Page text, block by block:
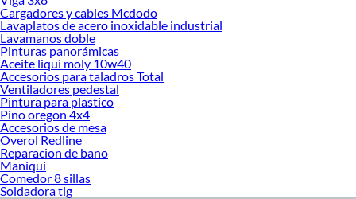
Cargadores y cables Mcdodo
Lavaplatos de acero inoxidable industrial
Lavamanos doble
Pinturas panorámicas
Aceite liqui moly 10w40
Accesorios para taladros Total
Ventiladores pedestal
Pintura para plastico
Pino oregon 4x4
Accesorios de mesa
Overol Redline
Reparacion de bano
Maniqui
Comedor 8 sillas
Soldadora tig